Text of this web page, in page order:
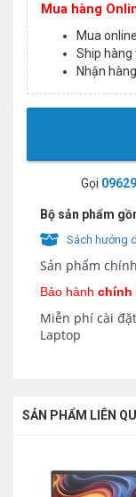
Mua hàng
Mua
Ship hàng
Nhận
Gọi
Bộ sản phẩm
Sách hướng
Sản phẩm
Bảo hành chính
Miễn phí cài
Laptop
SẢN PHẨM LIÊN